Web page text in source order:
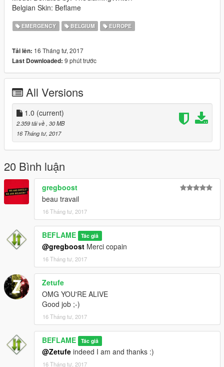
Belgian Skin: Beflame
EMERGENCY BELGIUM EUROPE
Tải lên: 16 Tháng tư, 2017
Last Downloaded: 9 phút trước
All Versions
1.0 (current)
2.359 tải về , 30 MB
16 Tháng tư, 2017
20 Bình luận
gregboost
beau travail
16 Tháng tư, 2017
BEFLAME Tác giả
@gregboost Merci copain
16 Tháng tư, 2017
Zetufe
OMG YOU'RE ALIVE
Good job ;-)
16 Tháng tư, 2017
BEFLAME Tác giả
@Zetufe indeed I am and thanks :)
16 Tháng tư, 2017